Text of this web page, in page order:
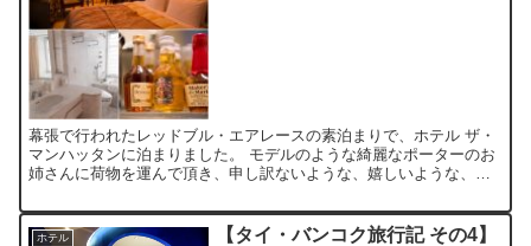
幕張で行われたレッドブル・エアレースの素泊まりで、ホテル ザ・
マンハッタンに泊まりました。 モデルのような綺麗なポーターのお
姉さんに荷物を運んで頂き、申し訳ないような、嬉しいような、恥
ホテル
【タイ・バンコク旅行記 その4】